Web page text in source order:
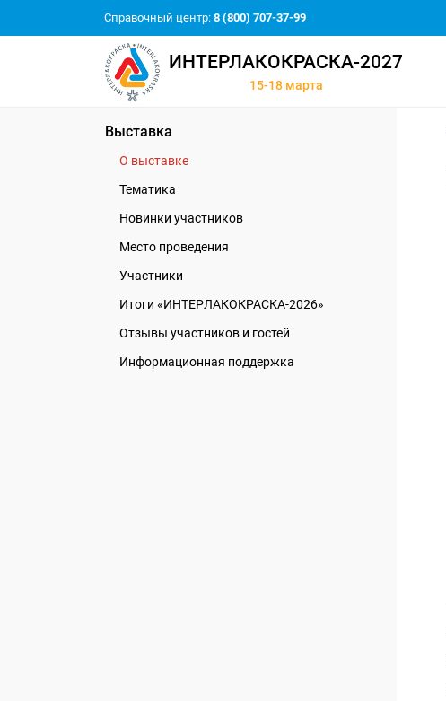
Справочный центр: 8 (800) 707-37-99
ИНТЕРЛАКОКРАСКА-2027
15-18 марта
Выставка
О выставке
Тематика
Новинки участников
Место проведения
Участники
Итоги «ИНТЕРЛАКОКРАСКА-2026»
Отзывы участников и гостей
Информационная поддержка